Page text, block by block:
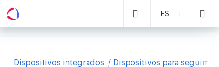
ES
Dispositivos integrados Dispositivos para